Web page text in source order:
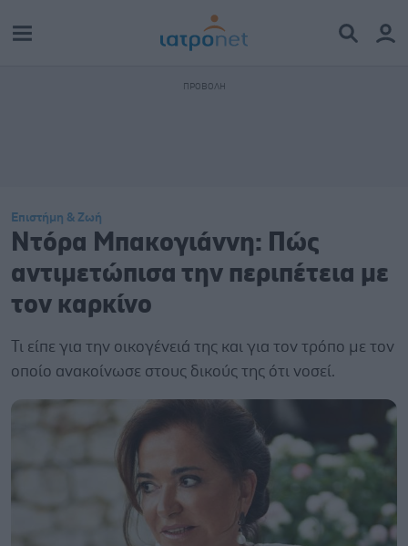
Επιστήμη & Ζωή
Ντόρα Μπακογιάννη: Πώς
αντιμετώπισα την περιπέτεια με
τον καρκίνο
Τι είπε για την οικογένειά της και για τον τρόπο με τον
οποίο ανακοίνωσε στους δικούς της ότι νοσεί.